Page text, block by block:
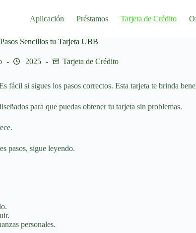
Aplicación Préstamos Tarjeta de Crédito
Sencillos tu Tarjeta UBB
2025
Tarjeta de Crédito
fácil si sigues los pasos correctos. Esta tarjeta te brinda
para que puedas obtener tu tarjeta sin problemas.
pasos, sigue leyendo.
personales.